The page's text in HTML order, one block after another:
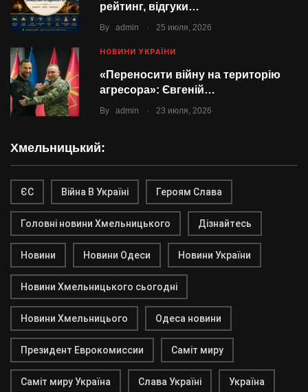
рейтинг, відгуки…
By admin . 25 июля, 2026
НОВИНИ УКРАЇНИ
«Переносити війну на територію
агресора»: Євгеній…
By admin . 23 июля, 2026
Хмельницький:
ЄС Війна В Україні Героям Слава
Головні новини Хмельницького Дізнайтесь
Новини Новини Одеси Новини України
Новини Хмельницького сьогодні
Новини Хмельницього Одеса новини
Президент Еврокомиссии Саміт миру
Саміт миру Україна Слава Україні Україна